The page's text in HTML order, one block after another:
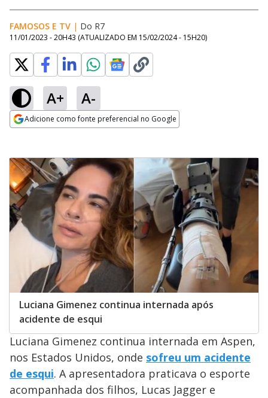
FAMOSOS E TV | Do R7
11/01/2023 - 20H43 (ATUALIZADO EM 15/02/2024 - 15H20)
A+ A-
Adicione como fonte preferencial no Google
Luciana Gimenez continua internada após
acidente de esqui
Luciana Gimenez continua internada em Aspen,
nos Estados Unidos, onde sofreu um acidente
de esqui. A apresentadora praticava o esporte
acompanhada dos filhos, Lucas Jagger e